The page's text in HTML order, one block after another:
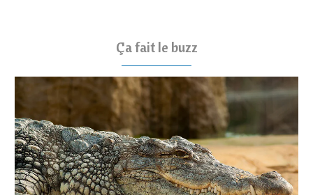
Ça fait le buzz